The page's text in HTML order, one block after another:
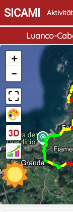
SICAMI
Luanco-
+
−